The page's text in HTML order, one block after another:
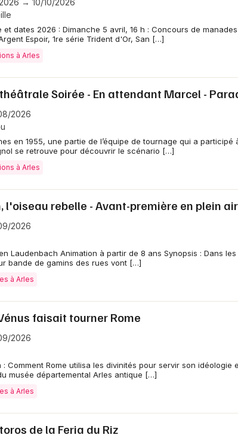
13 - Bouches du Rhône
Je
→ 10/10/2026
et dates 2026 : Dimanche 5 avril, 16 h : Concours de
Espoir, 1re série Trident d'Or, San […]
à Arles
Soirée - En attendant Marcel -
2026
en 1955, une partie de l’équipe de tournage qui a
se retrouve pour découvrir le scénario […]
à Arles
l'oiseau rebelle - Avant-première en plein air
2026
Laudenbach Animation à partir de 8 ans Synopsis : Dans
bande de gamins des rues vont […]
à Arles
faisait tourner Rome
2026
: Comment Rome utilisa les divinités pour servir son idéologie
musée départemental Arles antique […]
à Arles
de la Feria du Riz